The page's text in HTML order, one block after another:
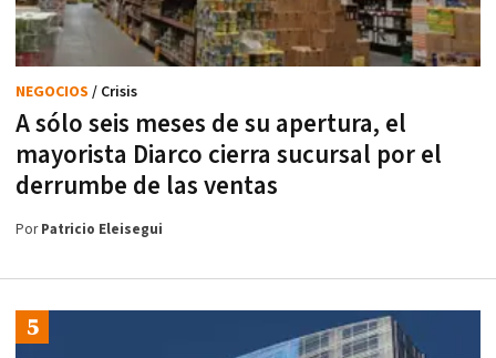
A sólo seis meses de su apertura, el
mayorista Diarco cierra sucursal por el
derrumbe de las ventas
NEGOCIOS / Crisis
PorPatricio Eleisegui